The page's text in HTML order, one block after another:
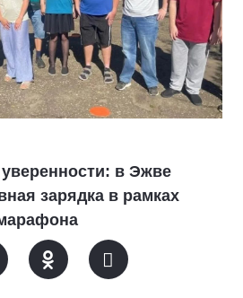
в Эжве
зарядка в рамках